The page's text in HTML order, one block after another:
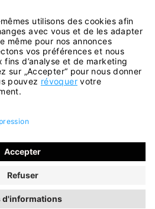
ara Shop
plus les
sauf indication contraire.